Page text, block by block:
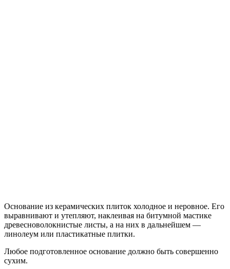
Основание из керамических плиток холодное и неровное. Его
выравнивают и утепляют, наклеивая на битумной мастике
древесноволокнистые листы, а на них в дальнейшем —
линолеум или пластикатные плитки.
Любое подготовленное основание должно быть совершенно
сухим.